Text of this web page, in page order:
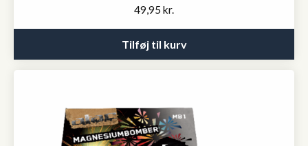
49,95 kr.
Tilføj til kurv